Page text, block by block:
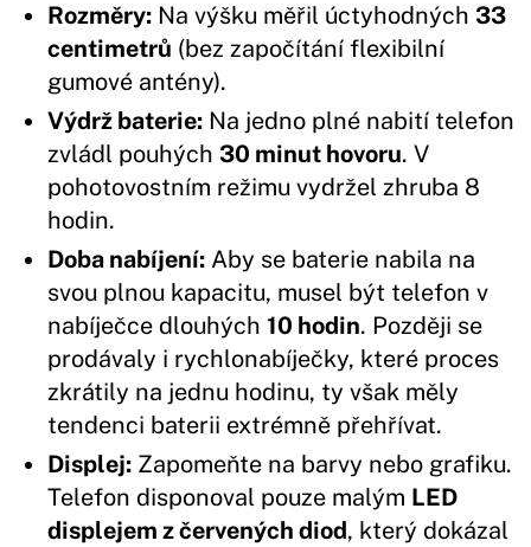
Rozměry: Na výšku měřil úctyhodných 33
centimetrů (bez započítání flexibilní
gumové antény).
Výdrž baterie: Na jedno plné nabití telefon
zvládl pouhých 30 minut hovoru. V
pohotovostním režimu vydržel zhruba 8
hodin.
Doba nabíjení: Aby se baterie nabila na
svou plnou kapacitu, musel být telefon v
nabíječce dlouhých10 hodin. Později se
prodávaly i rychlonabíječky, které proces
zkrátily na jednu hodinu, ty však měly
tendenci baterii extrémně přehřívat.
Displej: Zapomeňte na barvy nebo grafiku.
Telefon disponoval pouze malým LED
displejem z červených diod, který dokázal